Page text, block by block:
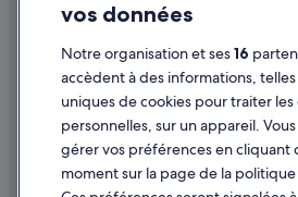
Directives de contenu et signalement de
Assistance
Annuler votre vol
Annuler une réservation d'hôtel ou de
vos données
Notre organisation et ses16
accèdent à des informations,
uniques de cookies pour traiter
personnelles, sur un appareil.
gérer vos préférences en cliquant
moment sur la page de la